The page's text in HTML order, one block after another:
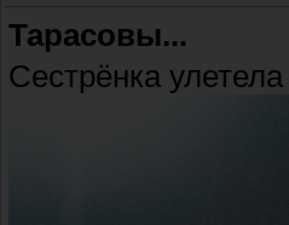
Тарасовы...
Сестрёнка